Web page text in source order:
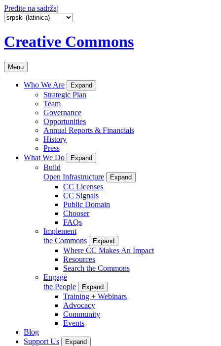
Pređite na sadržaj
Creative Commons
Menu
Who We Are Expand
Strategic Plan
Team
Governance
Opportunities
Annual Reports & Financials
History
Press
What We Do
Expand
Build
Open Infrastructure
Expand
CC Licenses
CC Signals
Public Domain
Chooser
FAQs
Implement
the Commons
Expand
Where CC Makes An Impact
Resources
Search the Commons
Engage
the People
Expand
Training + Webinars
Advocacy
Community
Events
Blog
Support Us
Expand